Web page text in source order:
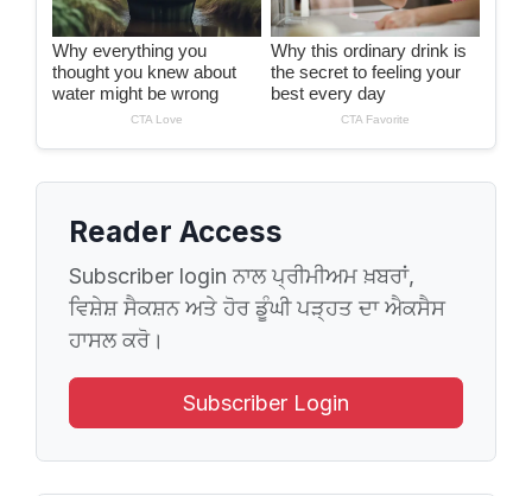
Reader Access
Subscriber login ਨਾਲ ਪ੍ਰੀਮੀਅਮ ਖ਼ਬਰਾਂ,
ਵਿਸ਼ੇਸ਼ ਸੈਕਸ਼ਨ ਅਤੇ ਹੋਰ ਡੂੰਘੀ ਪੜ੍ਹਤ ਦਾ ਐਕਸੈਸ
ਹਾਸਲ ਕਰੋ।
Subscriber Login